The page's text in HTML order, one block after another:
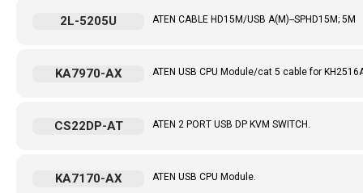
ATEN CABLE HD15M/USB A(M)--SPHD15M; 5M
2L-5205U
ATEN USB CPU Module/cat 5 cable for
KA7970-AX
ATEN 2 PORT USB DP KVM SWITCH.
CS22DP-AT
ATEN USB CPU Module.
KA7170-AX